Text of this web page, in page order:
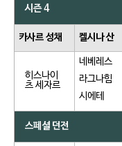
시즌 4
카사르 성채 켈시나 산
히스나이
츠 세자르
네베레스
라그나힘
시에테
스페셜 던전